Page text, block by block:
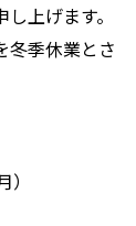
上げます。
冬季休業とさ